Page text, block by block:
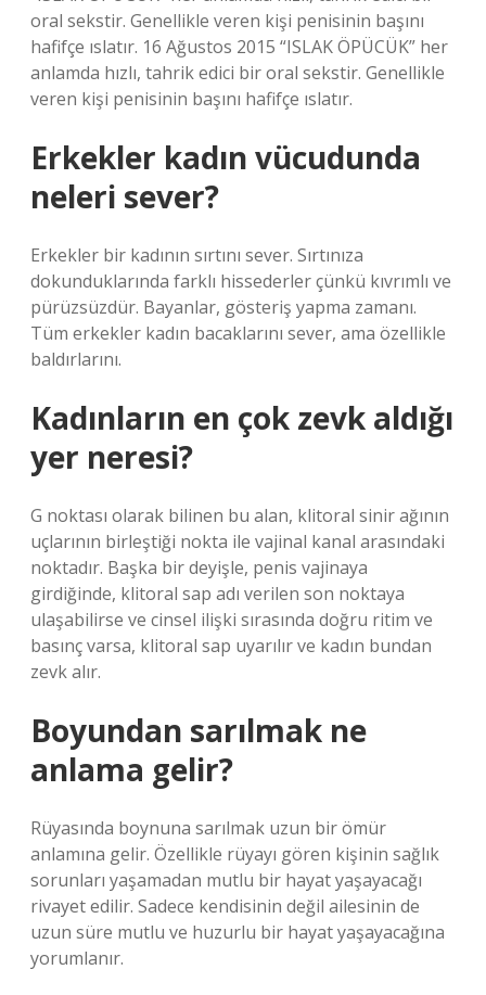
oral sekstir. Genellikle veren kişi penisinin başını
hafifçe ıslatır. 16 Ağustos 2015 “ISLAK ÖPÜCÜK” her
anlamda hızlı, tahrik edici bir oral sekstir. Genellikle
veren kişi penisinin başını hafifçe ıslatır.
Erkekler kadın vücudunda
neleri sever?
Erkekler bir kadının sırtını sever. Sırtınıza
dokunduklarında farklı hissederler çünkü kıvrımlı ve
pürüzsüzdür. Bayanlar, gösteriş yapma zamanı.
Tüm erkekler kadın bacaklarını sever, ama özellikle
baldırlarını.
Kadınların en çok zevk aldığı
yer neresi?
G noktası olarak bilinen bu alan, klitoral sinir ağının
uçlarının birleştiği nokta ile vajinal kanal arasındaki
noktadır. Başka bir deyişle, penis vajinaya
girdiğinde, klitoral sap adı verilen son noktaya
ulaşabilirse ve cinsel ilişki sırasında doğru ritim ve
basınç varsa, klitoral sap uyarılır ve kadın bundan
zevk alır.
Boyundan sarılmak ne
anlama gelir?
Rüyasında boynuna sarılmak uzun bir ömür
anlamına gelir. Özellikle rüyayı gören kişinin sağlık
sorunları yaşamadan mutlu bir hayat yaşayacağı
rivayet edilir. Sadece kendisinin değil ailesinin de
uzun süre mutlu ve huzurlu bir hayat yaşayacağına
yorumlanır.